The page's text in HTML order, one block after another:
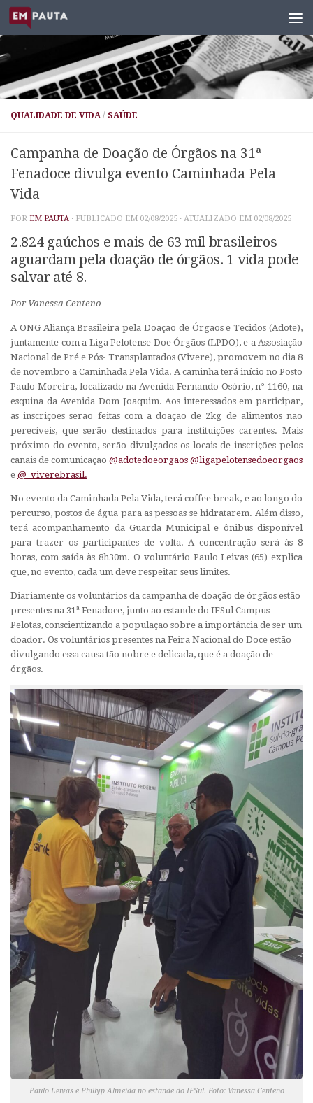
Skip to content
QUALIDADE DE VIDA / SAÚDE
Campanha de Doação de Órgãos na 31ª
Fenadoce divulga evento Caminhada Pela
Vida
POR EM PAUTA · PUBLICADO EM 02/08/2025 · ATUALIZADO EM 02/08/2025
2.824 gaúchos e mais de 63 mil brasileiros
aguardam pela doação de órgãos. 1 vida pode
salvar até 8.
Por Vanessa Centeno
A ONG Aliança Brasileira pela Doação de Órgãos e Tecidos (Adote),
juntamente com a Liga Pelotense Doe Órgãos (LPDO), e a Assosiação
Nacional de Pré e Pós- Transplantados (Vivere), promovem no dia 8
de novembro a Caminhada Pela Vida. A caminha terá início no Posto
Paulo Moreira, localizado na Avenida Fernando Osório, n° 1160, na
esquina da Avenida Dom Joaquim. Aos interessados em participar,
as inscrições serão feitas com a doação de 2kg de alimentos não
perecíveis, que serão destinados para instituições carentes. Mais
próximo do evento, serão divulgados os locais de inscrições pelos
canais de comunicação @adotedoeorgaos @ligapelotensedoeorgaos
e @_viverebrasil.
No evento da Caminhada Pela Vida, terá coffee break, e ao longo do
percurso, postos de água para as pessoas se hidratarem. Além disso,
terá acompanhamento da Guarda Municipal e ônibus disponível
para trazer os participantes de volta. A concentração será às 8
horas, com saída às 8h30m. O voluntário Paulo Leivas (65) explica
que, no evento, cada um deve respeitar seus limites.
Diariamente os voluntários da campanha de doação de órgãos estão
presentes na 31ª Fenadoce, junto ao estande do IFSul Campus
Pelotas, conscientizando a população sobre a importância de ser um
doador. Os voluntários presentes na Feira Nacional do Doce estão
divulgando essa causa tão nobre e delicada, que é a doação de
órgãos.
Paulo Leivas e Phillyp Almeida no estande do IFSul. Foto: Vanessa Centeno